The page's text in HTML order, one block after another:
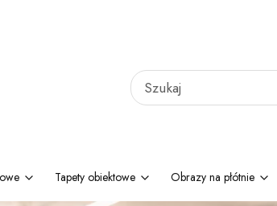
Tapety obiektowe Obrazy na płótnie